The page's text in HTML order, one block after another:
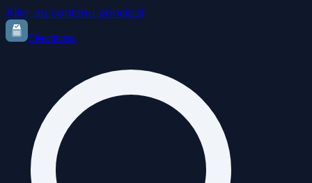
Aller au contenu principal
Elections